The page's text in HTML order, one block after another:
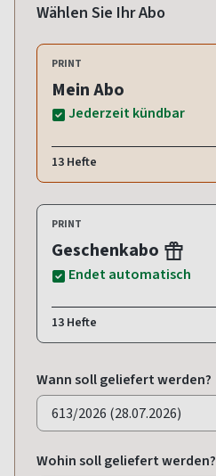
Wählen Sie Ihr Abo
PRINT
Mein Abo
Jederzeit kündbar
13 Hefte
PRINT
Geschenkabo
Endet automatisch
13 Hefte
Wann soll geliefert werden?
Wohin soll geliefert werden?